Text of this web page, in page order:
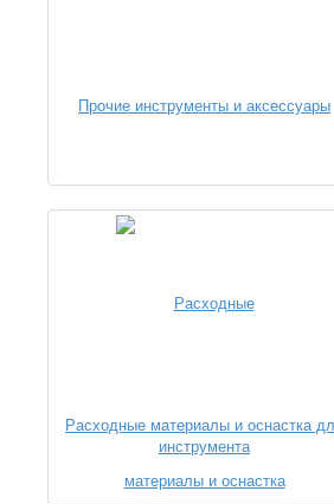
Прочие инструменты и аксессуары
Расходные материалы и оснастка
инструмента